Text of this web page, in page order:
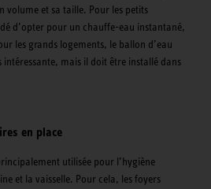
volume et sa taille. Pour les petits
d’opter pour un chauffe-eau instantané,
les grands logements, le ballon d’eau
intéressante, mais il doit être installé dans
en place
utilisée pour l’hygiène
et la vaisselle. Pour cela, les foyers